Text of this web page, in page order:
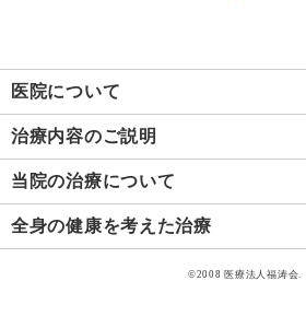
医院について
治療内容のご説明
当院の治療について
全身の健康を考えた治療
©2008 医療法人福涛会.